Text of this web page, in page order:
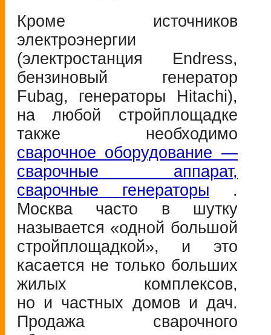
Кроме источников
электроэнергии
(электростанция Endress,
бензиновый генератор
Fubag, генераторы Hitachi),
на любой стройплощадке
также необходимо
сварочное оборудование —
сварочные аппарат,
сварочные генераторы .
Москва часто в шутку
называется «одной большой
стройплощадкой», и это
касается не только больших
жилых комплексов,
но и частных домов и дач.
Продажа сварочного